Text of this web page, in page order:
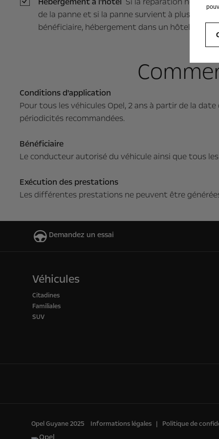
de la panne et si la panne survient à plus de
bénéficiaire, hébergement dans un hôtel 3
Conditions d'application
Pour tous les véhicules Opel, 2 ans à partir de la
périodicités recommandées.
Bénéficiaire
Le conducteur autorisé du véhicule ainsi que tous
Exécution des prestations
Les différentes prestations ne peuvent être
Demandez un essai
Véhicules
Citadines
Familiales
SUV
Opel Guyane 2025 Informations légales Politique de